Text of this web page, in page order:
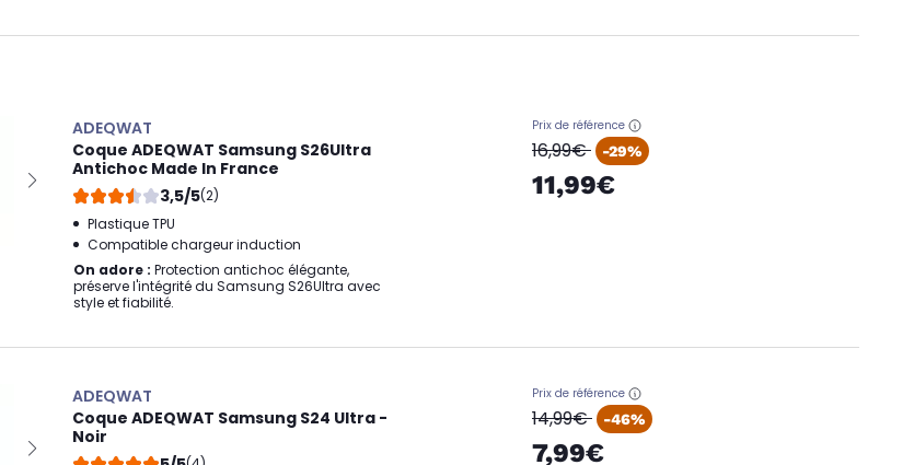
ADEQWAT
Coque ADEQWAT Samsung S26Ultra
Antichoc Made In France
3,5/5(2)
Plastique TPU
Compatible chargeur induction
On adore : Protection antichoc élégante,
préserve l'intégrité du Samsung S26Ultra avec
style et fiabilité.
Prix de référence
oldPrice
16,99€ -29%
11,99€
ADEQWAT
Coque ADEQWAT Samsung S24 Ultra -
Noir
Prix de référence
oldPrice
14,99€ -46%
7,99€